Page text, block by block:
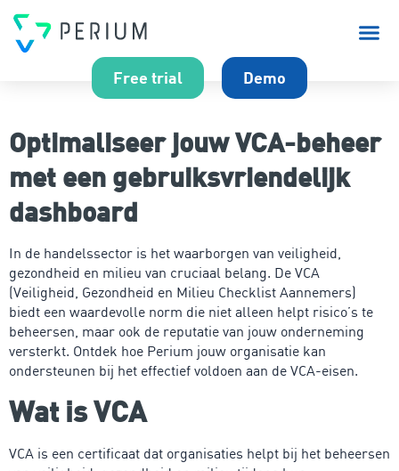
Free trial Demo
Optimaliseer jouw VCA-beheer
met een gebruiksvriendelijk
dashboard
In de handelssector is het waarborgen van veiligheid,
gezondheid en milieu van cruciaal belang. De VCA
(Veiligheid, Gezondheid en Milieu Checklist Aannemers)
biedt een waardevolle norm die niet alleen helpt risico’s te
beheersen, maar ook de reputatie van jouw onderneming
versterkt. Ontdek hoe Perium jouw organisatie kan
ondersteunen bij het effectief voldoen aan de VCA-eisen.
Wat is VCA
VCA is een certificaat dat organisaties helpt bij het beheersen